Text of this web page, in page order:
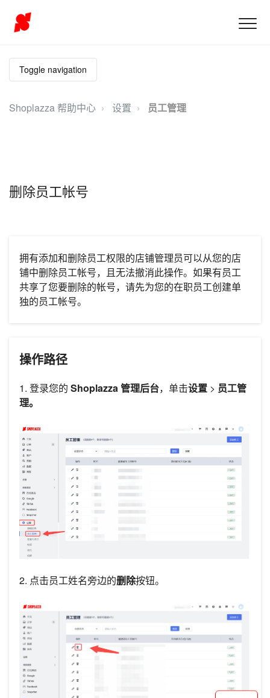
Toggle navigation
Shoplazza 帮助中心 设置 员工管理
删除员工帐号
拥有添加和删除员工权限的店铺管理员可以从您的店
铺中删除员工帐号，且无法撤消此操作。如果有员工
共享了您要删除的帐号，请先为您的在职员工创建单
独的员工帐号。
操作路径
1. 登录您的 Shoplazza 管理后台，单击设置 > 员工管
理。
2. 点击员工姓名旁边的删除按钮。